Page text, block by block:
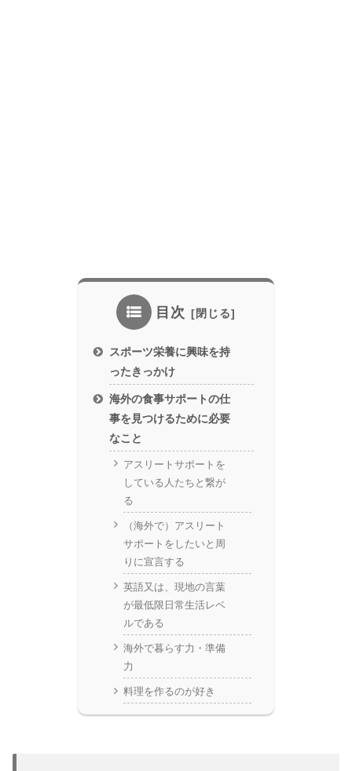
目次
スポーツ栄養に興味を持
ったきっかけ
海外の食事サポートの仕
事を見つけるために必要
なこと
アスリートサポートを
している人たちと繋が
る
（海外で）アスリート
サポートをしたいと周
りに宣言する
英語又は、現地の言葉
が最低限日常生活レベ
ルである
海外で暮らす力・準備
力
料理を作るのが好き